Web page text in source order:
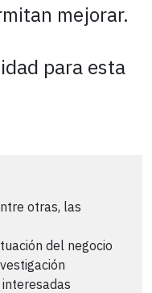
mejorar.
para esta
otras, las
del negocio